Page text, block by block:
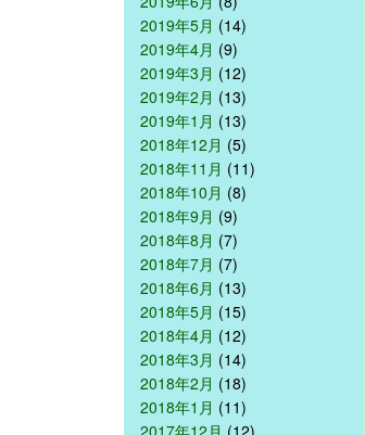
2019年5月 (14)
2019年4月 (9)
2019年3月 (12)
2019年2月 (13)
2019年1月 (13)
2018年12月 (5)
2018年11月 (11)
2018年10月 (8)
2018年9月 (9)
2018年8月 (7)
2018年7月 (7)
2018年6月 (13)
2018年5月 (15)
2018年4月 (12)
2018年3月 (14)
2018年2月 (18)
2018年1月 (11)
2017年12月 (12)